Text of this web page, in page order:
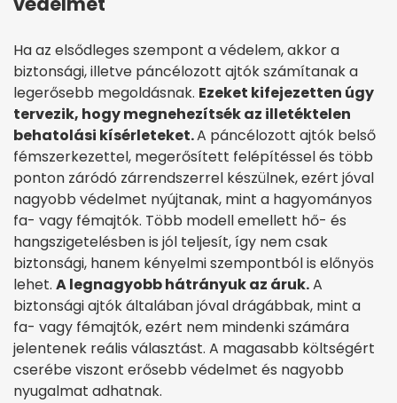
Ha az elsődleges szempont a védelem, akkor a
biztonsági, illetve páncélozott ajtók számítanak a
legerősebb megoldásnak. Ezeket kifejezetten úgy
tervezik, hogy megnehezítsék az illetéktelen
behatolási kísérleteket.A páncélozott ajtók belső
fémszerkezettel, megerősített felépítéssel és több
ponton záródó zárrendszerrel készülnek, ezért jóval
nagyobb védelmet nyújtanak, mint a hagyományos
fa- vagy fémajtók. Több modell emellett hő- és
hangszigetelésben is jól teljesít, így nem csak
biztonsági, hanem kényelmi szempontból is előnyös
lehet. A legnagyobb hátrányuk az áruk.A
biztonsági ajtók általában jóval drágábbak, mint a
fa- vagy fémajtók, ezért nem mindenki számára
jelentenek reális választást. A magasabb költségért
cserébe viszont erősebb védelmet és nagyobb
nyugalmat adhatnak.